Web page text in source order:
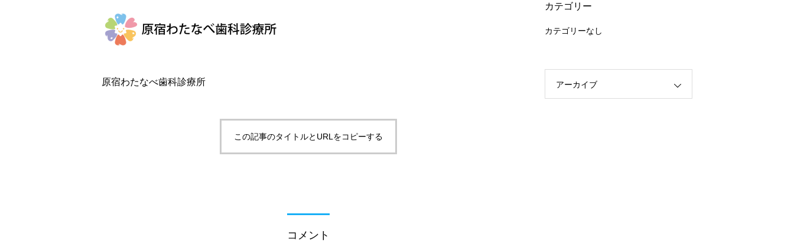
原宿わたなべ歯科診療所
この記事のタイトルとURLをコピーする
コメント
カテゴリー
カテゴリーなし
アーカイブ